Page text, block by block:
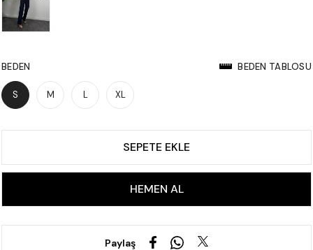
BEDEN TABLOSU
BEDEN
S M L XL
Paylaş